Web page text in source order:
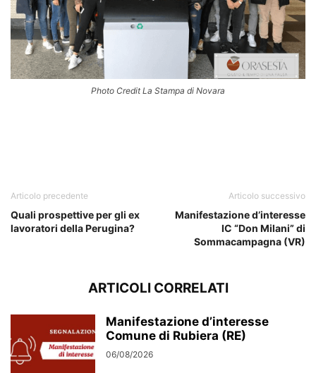
Photo Credit La Stampa di Novara
Articolo precedente
Quali prospettive per gli ex
lavoratori della Perugina?
Articolo successivo
Manifestazione d’interesse
IC “Don Milani” di
Sommacampagna (VR)
ARTICOLI CORRELATI
Manifestazione d’interesse
Comune di Rubiera (RE)
06/08/2026